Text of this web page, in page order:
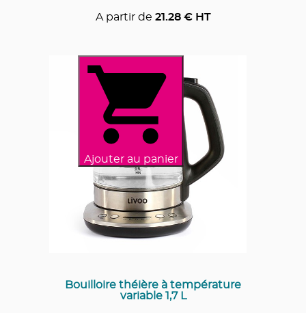
A partir de 21.28€ HT
Ajouter au panier
Bouilloire théière à température
variable 1,7 L